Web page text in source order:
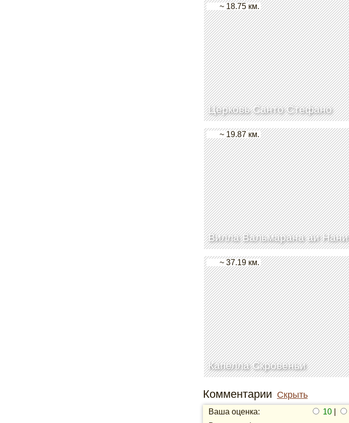
Церковь Санто Стефано
~ 18.75 км.
Вилла Вальмарана аи Нани
~ 19.87 км.
Капелла Скровеньи
~ 37.19 км.
Комментарии Скрыть
Ваша оценка: 10|